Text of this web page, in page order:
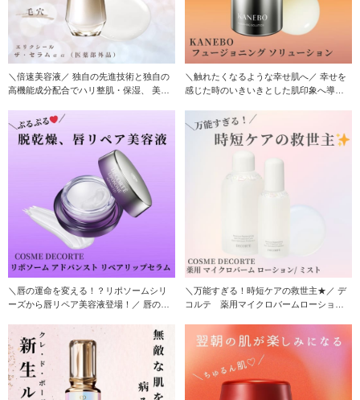
＼倍速美容液／ 独自の先進技術と独自の
高機能成分配合でハリ整肌・保湿、 美白*
＼触れたくなるような幸せ肌へ／ 幸せを
感じた時のいきいきとした肌印象へ導く
＼唇の運命を変える！？リポソームシリ
ーズから唇リペア美容液登場！／ 唇の乾
＼万能すぎる！時短ケアの救世主★／ デ
コルテ 薬用マイクロバームローション/